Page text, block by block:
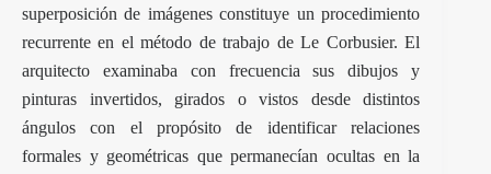
superposición de imágenes constituye un procedimiento
recurrente en el método de trabajo de Le Corbusier. El
arquitecto examinaba con frecuencia sus dibujos y
pinturas invertidos, girados o vistos desde distintos
ángulos con el propósito de identificar relaciones
formales y geométricas que permanecían ocultas en la